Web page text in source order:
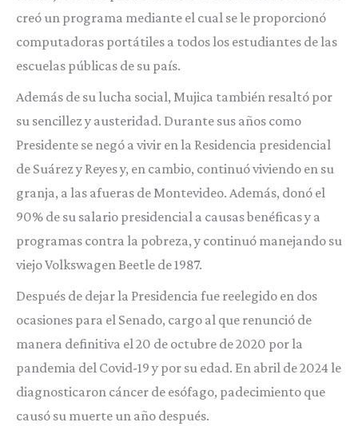
creó un programa mediante el cual se le proporcionó
computadoras portátiles a todos los estudiantes de las
escuelas públicas de su país.
Además de su lucha social, Mujica también resaltó por
su sencillez y austeridad. Durante sus años como
Presidente se negó a vivir en la Residencia presidencial
de Suárez y Reyes y, en cambio, continuó viviendo en su
granja, a las afueras de Montevideo. Además, donó el
90% de su salario presidencial a causas benéficas y a
programas contra la pobreza, y continuó manejando su
viejo Volkswagen Beetle de 1987.
Después de dejar la Presidencia fue reelegido en dos
ocasiones para el Senado, cargo al que renunció de
manera definitiva el 20 de octubre de 2020 por la
pandemia del Covid-19 y por su edad. En abril de 2024 le
diagnosticaron cáncer de esófago, padecimiento que
causó su muerte un año después.